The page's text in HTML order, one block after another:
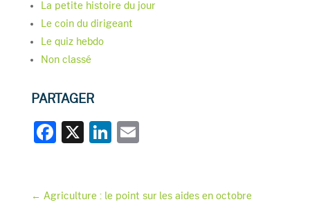
La petite histoire du jour
Le coin du dirigeant
Le quiz hebdo
Non classé
PARTAGER
F X Li E
← Agriculture : le point sur les aides en octobre